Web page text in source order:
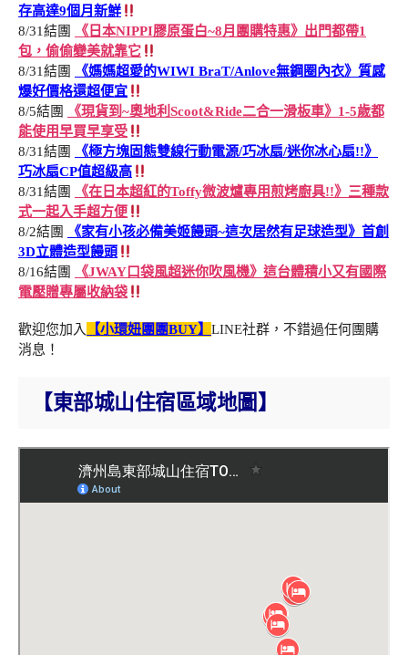
存高達9個月新鮮
8/31結團
《日本NIPPI膠原蛋白~8月團購特惠》出門都帶1
包，偷偷變美就靠它
8/31結團
《媽媽超愛的WIWI BraT/Anlove無鋼圈內衣》質感
爆好價格還超便宜
8/5結團
《現貨到~奧地利Scoot&Ride二合一滑板車》1-5歲都
能使用早買早享受
8/31結團
《極方塊固態雙線行動電源/巧冰扇/迷你冰心扇!!》
巧冰扇CP值超級高
8/31結團
《在日本超紅的Toffy微波爐專用煎烤廚具!!》三種款
式一起入手超方便
8/2結團
《家有小孩必備美姬饅頭~這次居然有足球造型》首創
3D立體造型饅頭
8/16結團
《JWAY口袋風超迷你吹風機》這台體積小又有國際
電壓贈專屬收納袋
歡迎您加入 【小環妞團團BUY】 LINE社群，不錯過任何團購
消息！
【東部城山住宿區域地圖】